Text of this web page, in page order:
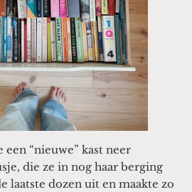
een “nieuwe” kast neer
die ze in nog haar berging
laatste dozen uit en maakte zo